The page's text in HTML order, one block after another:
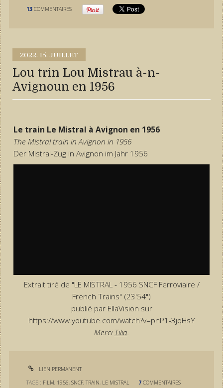
13 COMMENTAIRES
2022. 15. JUILLET
Lou trin Lou Mistrau à-n-
Avignoun en 1956
Le train Le Mistral à Avignon en 1956
The Mistral train in Avignon in 1956
Der Mistral-Zug in Avignon im Jahr 1956
Extrait tiré de "LE MISTRAL - 1956 SNCF Ferroviaire /
French Trains" (23'54")
publié par EllaVision sur
https://www.youtube.com/watch?v=pnP1-3jqHsY
MerciTilia.
LIEN PERMANENT
TAGS : FILM, 1956,SNCF,TRAIN, LE MISTRAL 7 COMMENTAIRES